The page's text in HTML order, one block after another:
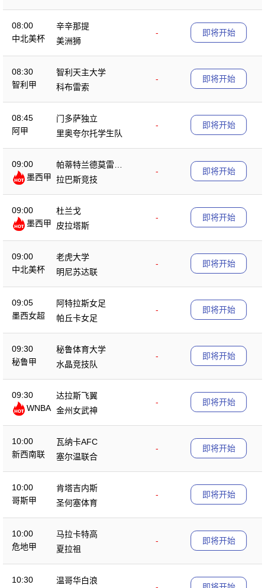
08:00
中北美杯
辛辛那提
-
美洲狮
即将开始
08:30
智利甲
智利天主大学
-
科布雷索
即将开始
08:45
阿甲
门多萨独立
-
里奥夸尔托学生队
即将开始
09:00
墨西甲
帕蒂特兰德莫雷洛
斯
-
拉巴斯竞技
即将开始
09:00
墨西甲
杜兰戈
-
皮拉塔斯
即将开始
09:00
中北美杯
老虎大学
-
明尼苏达联
即将开始
09:05
墨西女超
阿特拉斯女足
-
帕丘卡女足
即将开始
09:30
秘鲁甲
秘鲁体育大学
-
水晶竞技队
即将开始
09:30
WNBA
达拉斯飞翼
-
金州女武神
即将开始
10:00
新西南联
瓦纳卡AFC
-
塞尔温联合
即将开始
10:00
哥斯甲
肯塔吉内斯
-
圣何塞体育
即将开始
10:00
危地甲
马拉卡特高
-
夏拉祖
即将开始
10:30
温哥华白浪